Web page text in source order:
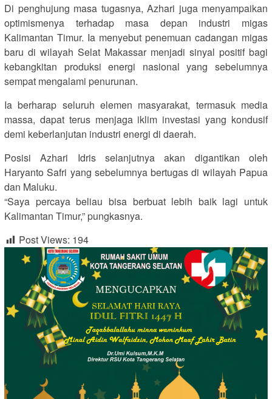
Di penghujung masa tugasnya, Azhari juga menyampaikan
optimismenya terhadap masa depan industri migas
Kalimantan Timur. Ia menyebut penemuan cadangan migas
baru di wilayah Selat Makassar menjadi sinyal positif bagi
kebangkitan produksi energi nasional yang sebelumnya
sempat mengalami penurunan.
Ia berharap seluruh elemen masyarakat, termasuk media
massa, dapat terus menjaga iklim investasi yang kondusif
demi keberlanjutan industri energi di daerah.
Posisi Azhari Idris selanjutnya akan digantikan oleh
Haryanto Safri yang sebelumnya bertugas di wilayah Papua
dan Maluku.
“Saya percaya beliau bisa berbuat lebih baik lagi untuk
Kalimantan Timur,” pungkasnya.
Post Views: 194